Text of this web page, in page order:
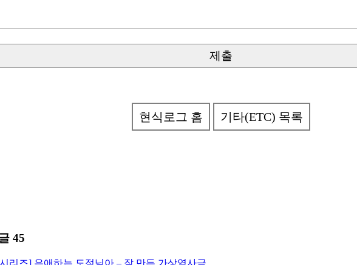
현식로그 홈 기타(ETC) 목록
45